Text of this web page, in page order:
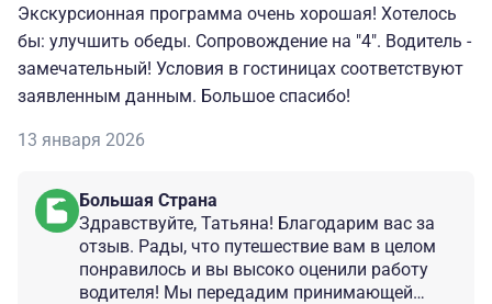
Экскурсионная программа очень хорошая! Хотелось
бы: улучшить обеды. Сопровождение на "4". Водитель -
замечательный! Условия в гостиницах соответствуют
заявленным данным. Большое спасибо!
13 января 2026
Большая Страна
Здравствуйте, Татьяна! Благодарим вас за
отзыв. Рады, что путешествие вам в целом
понравилось и вы высоко оценили работу
водителя! Мы передадим принимающей